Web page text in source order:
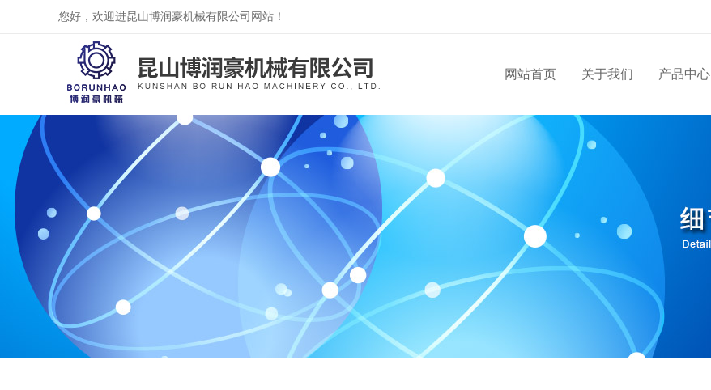
您好，欢迎进昆山博润豪机械有限公司网站！
网站首页 关于我们 产品中心